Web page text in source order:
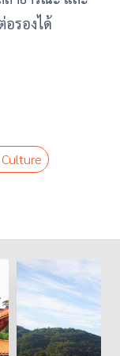
อรองได้